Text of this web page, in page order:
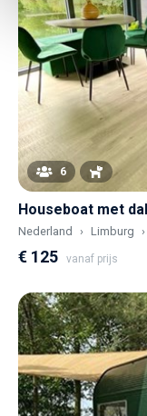
6
Houseboat met
Nederland Limburg
€ 125 vanaf prijs